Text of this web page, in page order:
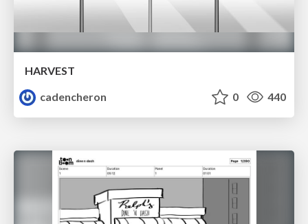
HARVEST
cadencheron
0 440